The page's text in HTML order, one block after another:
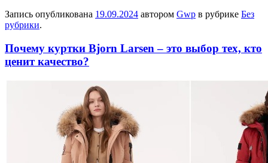
Запись опубликована 19.09.2024 автором Gwp в рубрике Без
рубрики.
Почему куртки Bjorn Larsen – это выбор тех, кто
ценит качество?